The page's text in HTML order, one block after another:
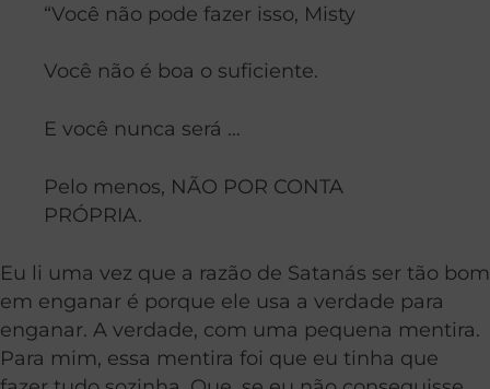
“Você não pode fazer isso, Misty
Você não é boa o suficiente.
E você nunca será …
Pelo menos, NÃO POR CONTA
PRÓPRIA.
Eu li uma vez que a razão de Satanás ser tão bom
em enganar é porque ele usa a verdade para
enganar. A verdade, com uma pequena mentira.
Para mim, essa mentira foi que eu tinha que